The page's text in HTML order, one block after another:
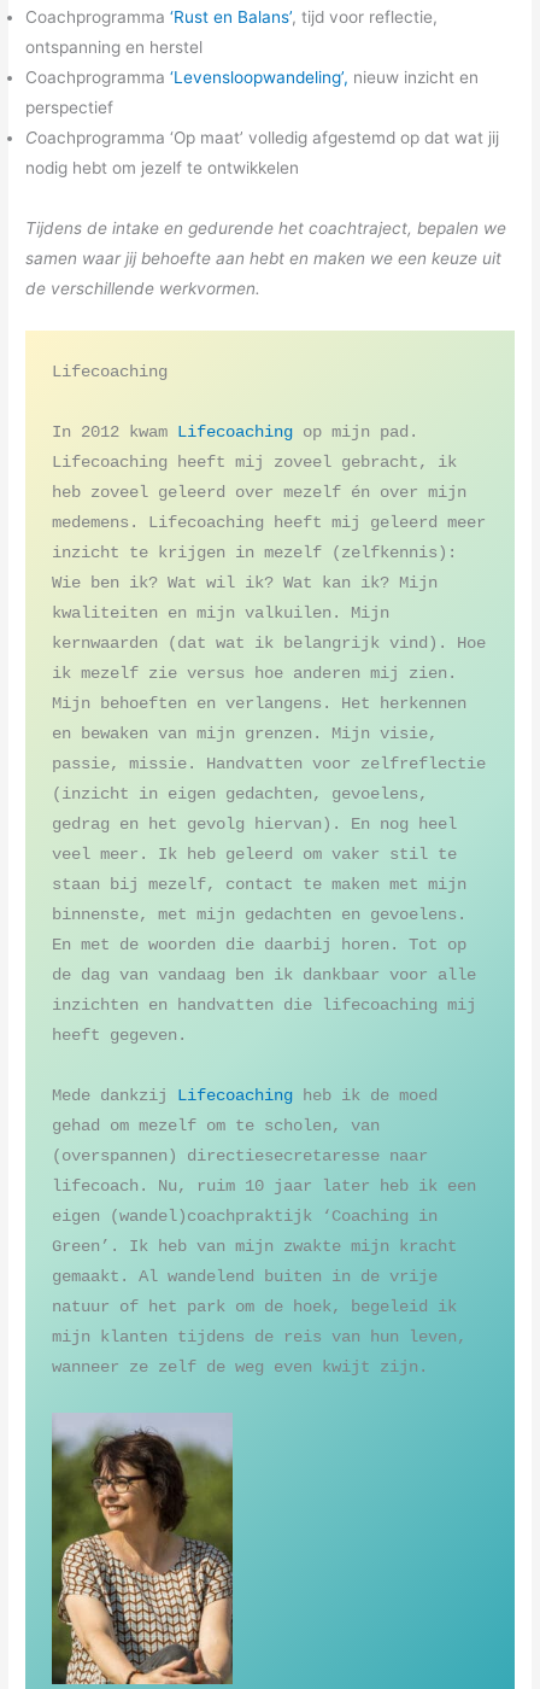
Coachprogramma‘Rust en Balans’, tijd voor reflectie,
ontspanning en herstel
Coachprogramma‘Levensloopwandeling’, nieuw inzicht en
perspectief
Coachprogramma ‘Op maat’ volledig afgestemd op dat wat jij
nodig hebt om jezelf te ontwikkelen
Tijdens de intake en gedurende het coachtraject, bepalen we
samen waar jij behoefte aan hebt en maken we een keuze uit
de verschillende werkvormen.
Lifecoaching
In 2012 kwam Lifecoaching op mijn pad.
Lifecoaching heeft mij zoveel gebracht, ik
heb zoveel geleerd over mezelf én over mijn
medemens. Lifecoaching heeft mij geleerd meer
inzicht te krijgen in mezelf (zelfkennis):
Wie ben ik? Wat wil ik? Wat kan ik? Mijn
kwaliteiten en mijn valkuilen. Mijn
kernwaarden (dat wat ik belangrijk vind). Hoe
ik mezelf zie versus hoe anderen mij zien.
Mijn behoeften en verlangens. Het herkennen
en bewaken van mijn grenzen. Mijn visie,
passie, missie. Handvatten voor zelfreflectie
(inzicht in eigen gedachten, gevoelens,
gedrag en het gevolg hiervan). En nog heel
veel meer. Ik heb geleerd om vaker stil te
staan bij mezelf, contact te maken met mijn
binnenste, met mijn gedachten en gevoelens.
En met de woorden die daarbij horen. Tot op
de dag van vandaag ben ik dankbaar voor alle
inzichten en handvatten die lifecoaching mij
heeft gegeven.
Mede dankzij Lifecoaching heb ik de moed
gehad om mezelf om te scholen, van
(overspannen) directiesecretaresse naar
lifecoach. Nu, ruim 10 jaar later heb ik een
eigen (wandel)coachpraktijk ‘Coaching in
Green’. Ik heb van mijn zwakte mijn kracht
gemaakt. Al wandelend buiten in de vrije
natuur of het park om de hoek, begeleid ik
mijn klanten tijdens de reis van hun leven,
wanneer ze zelf de weg even kwijt zijn.